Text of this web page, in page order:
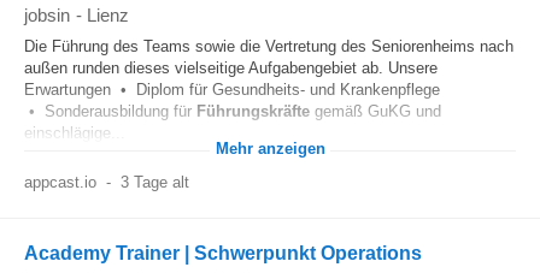
jobsin - Lienz
Die Führung des Teams sowie die Vertretung des Seniorenheims nach
außen runden dieses vielseitige Aufgabengebiet ab. Unsere
Erwartungen • Diplom für Gesundheits- und Krankenpflege
• Sonderausbildung für Führungskräfte gemäß GuKG und
einschlägige...
Mehr anzeigen
appcast.io - 3 Tage alt
Academy Trainer | Schwerpunkt Operations